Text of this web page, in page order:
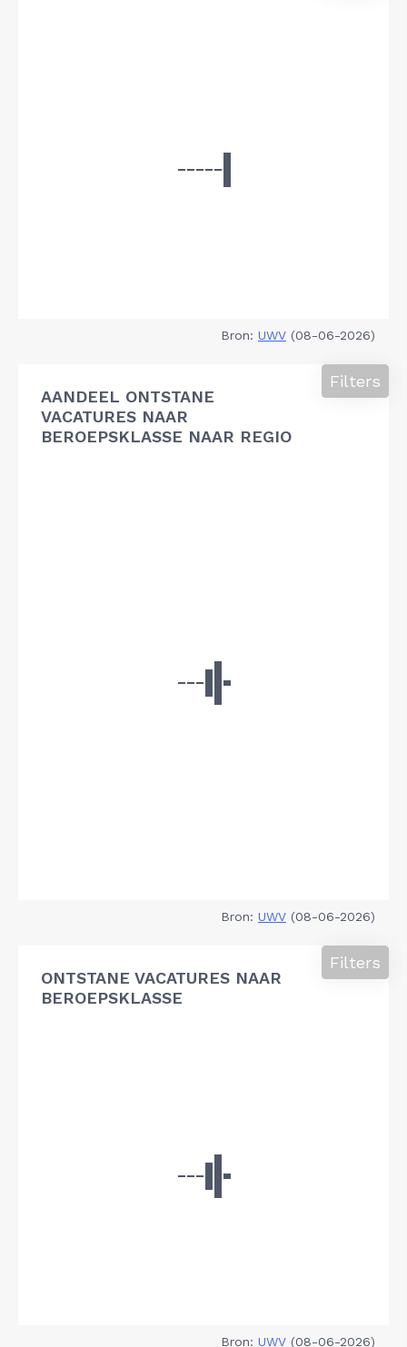
Bron: UWV (08-06-2026)
AANDEEL ONTSTANE
VACATURES NAAR
BEROEPSKLASSE NAAR REGIO
Filters
Bron: UWV (08-06-2026)
ONTSTANE VACATURES NAAR
BEROEPSKLASSE
Filters
Bron: UWV (08-06-2026)